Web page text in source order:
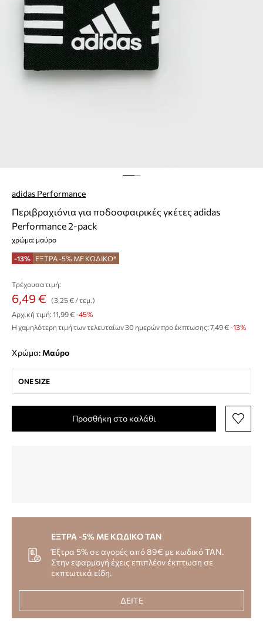
adidas Performance
Περιβραχιόνια για ποδοσφαιρικές γκέτες adidas
Performance 2-pack
χρώμα: μαύρο
-13% ΕΞΤΡΑ -5% ΜΕ ΚΩΔΙΚΟ*
Τρέχουσα τιμή:
6,49 €
(3,25 € / τεμ.)
Αρχική τιμή: 11,99 €-45%
Η χαμηλότερη τιμή των τελευταίων 30 ημερών προ έκπτωσης: 7,49 € -13%
Χρώμα: μαύρο
ONE SIZE
Προσθήκη στο καλάθι
ΕΞΤΡΑ -5% ΜΕ ΚΩΔΙΚΟ TAN
Έξτρα 5% σε αγορές από 89€ με κωδικό TAN.
Στην εφαρμογή έχεις επιπλέον έκπτωση σε
εκπτωτικά είδη.
ΔΕΙΤΕ